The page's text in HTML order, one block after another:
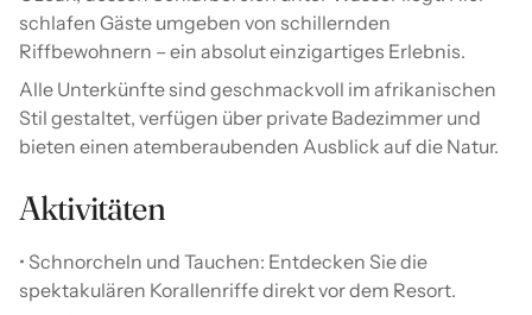
schlafen Gäste umgeben von schillernden
Riffbewohnern – ein absolut einzigartiges Erlebnis.
Alle Unterkünfte sind geschmackvoll im afrikanischen
Stil gestaltet, verfügen über private Badezimmer und
bieten einen atemberaubenden Ausblick auf die Natur.
Aktivitäten
• Schnorcheln und Tauchen: Entdecken Sie die
spektakulären Korallenriffe direkt vor dem Resort.